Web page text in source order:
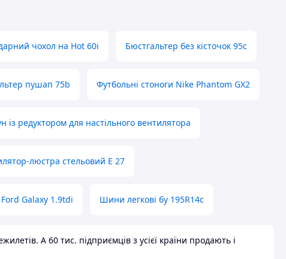
чохол на Hot 60i Бюстгальтер без кісточок 95с
пушап 75b Футбольні стоноги Nike Phantom GX2
із редуктором для настільного вентилятора
люстра стельовий E 27
Galaxy 1.9tdi Шини легкові бу 195R14c
А 60 тис. підприємців з усієї країни продають і